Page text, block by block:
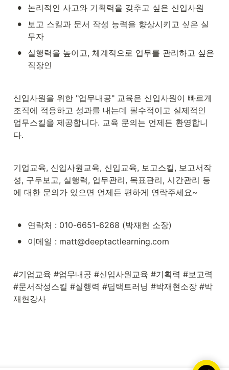
• 논리적인 사고와 기획력을 갖추고 싶은 신입사원
•
보고 스킬과 문서 작성 능력을 향상시키고 싶은 실
무자
•
실행력을 높이고, 체계적으로 업무를 관리하고 싶은
직장인
신입사원을 위한 "업무내공" 교육은 신입사원이 빠르게
조직에 적응하고 성과를 내는데 필수적이고 실제적인
업무스킬을 제공합니다. 교육 문의는 언제든 환영합니
다.
기업교육, 신입사원교육, 신입교육, 보고스킬, 보고서작
성, 구두보고, 실행력, 업무관리, 목표관리, 시간관리 등
에 대한 문의가 있으면 언제든 편하게 연락주세요~
• 연락처 : 010-6651-6268 (박재현 소장)
• 이메일 : matt@deeptactlearning.com
#기업교육 #업무내공 #신입사원교육 #기획력 #보고력
#문서작성스킬 #실행력 #딥택트러닝 #박재현소장 #박
재현강사